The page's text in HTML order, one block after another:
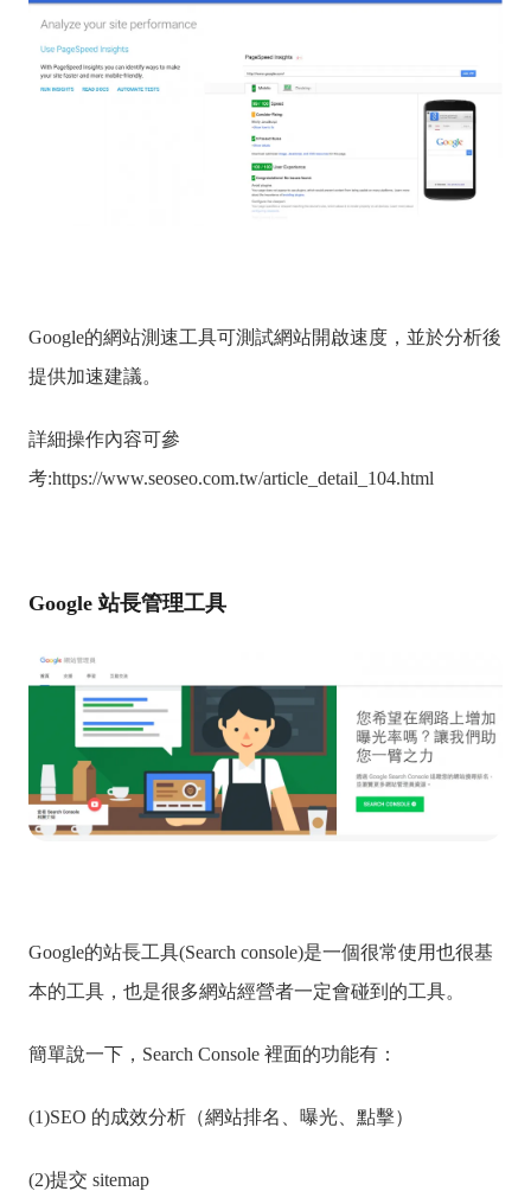
Google的網站測速工具可測試網站開啟速度，並於分析後
提供加速建議。
詳細操作內容可參
考:https://www.seoseo.com.tw/article_detail_104.html
Google 站長管理工具
Google的站長工具(Search console)是一個很常使用也很基
本的工具，也是很多網站經營者一定會碰到的工具。
簡單說一下，Search Console 裡面的功能有：
(1)SEO 的成效分析（網站排名、曝光、點擊）
(2)提交 sitemap